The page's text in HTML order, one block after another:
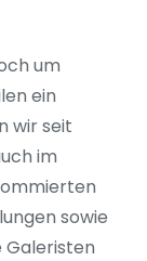
um
ein
wir seit
im
sowie
Galeristen